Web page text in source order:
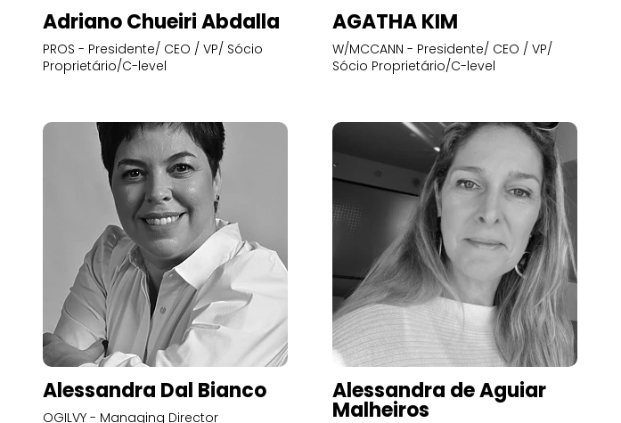
Adriano Chueiri Abdalla
PROS - Presidente/ CEO / VP/ Sócio
Proprietário/C-level
AGATHA KIM
W/MCCANN - Presidente/ CEO / VP/
Sócio Proprietário/C-level
Alessandra Dal Bianco
OGILVY - Managing Director
Alessandra de Aguiar
Malheiros